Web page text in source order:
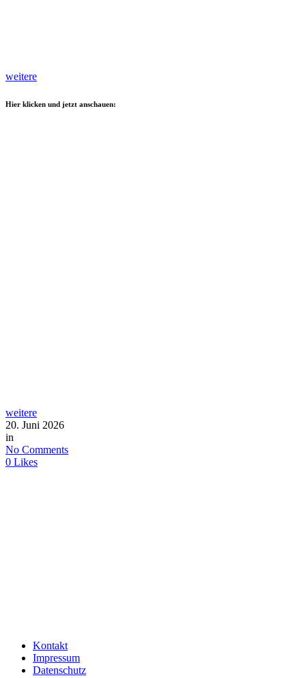
weitere
Hier klicken und jetzt anschauen:
weitere
20. Juni 2026
in
No Comments
0 Likes
Kontakt
Impressum
Datenschutz